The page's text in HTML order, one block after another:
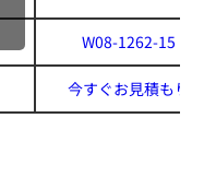
W08-1262-15
今すぐお見積もり